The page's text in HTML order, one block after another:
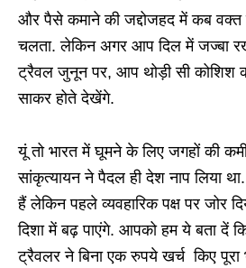
और पैसे कमाने की जद्दोजहद में कब वक्त
चलता. लेकिन अगर आप दिल में जज्बा
ट्रैवल जुनून पर, आप थोड़ी सी कोशिश
साकर होते देखेंगे.
यूं तो भारत में घूमने के लिए जगहों की
सांकृत्यायन ने पैदल ही देश नाप लिया
हैं लेकिन पहले व्यवहारिक पक्ष पर जोर
दिशा में बढ़ पाएंगे. आपको हम ये बता दें
ट्रैवलर ने बिना एक रुपये खर्च किए